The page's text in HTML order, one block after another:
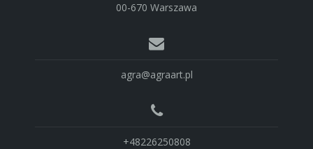
00-670 Warszawa
agra@agraart.pl
+48226250808